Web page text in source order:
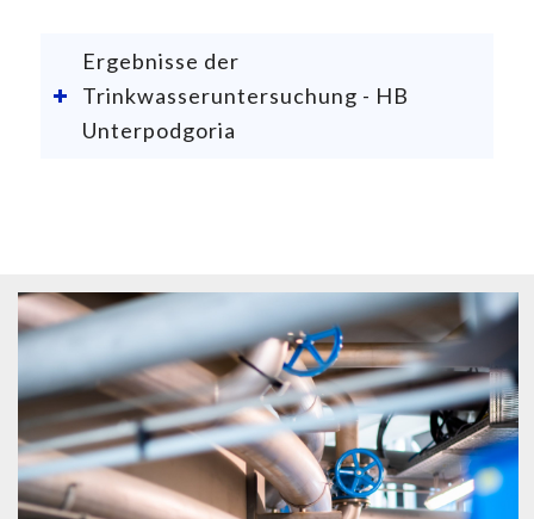
Ergebnisse der
Trinkwasseruntersuchung - HB
Unterpodgoria